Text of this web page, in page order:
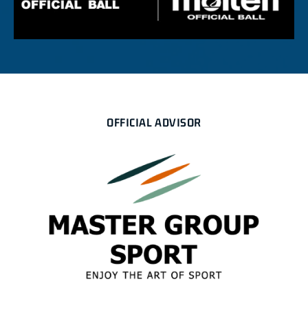
OFFICIAL ADVISOR